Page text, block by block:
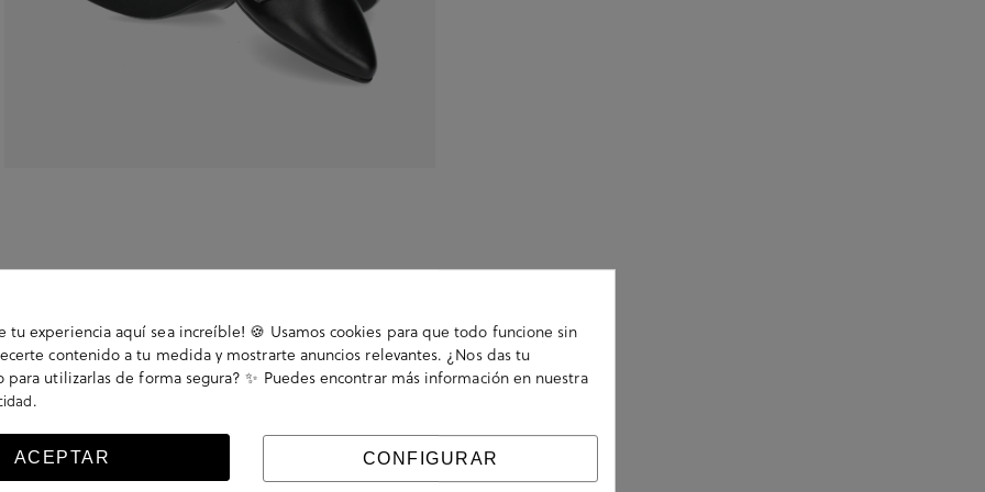
1cm. Cierre con hebilla en un lateral. La plantilla
tu experiencia aquí sea increíble! 🍪 Usamos cookies para que todo funcione sin
contenido a tu medida y mostrarte anuncios relevantes. ¿Nos das tu
utilizarlas de forma segura? ✨ Puedes encontrar más información en nuestra
.
ACEPTAR CONFIGURAR